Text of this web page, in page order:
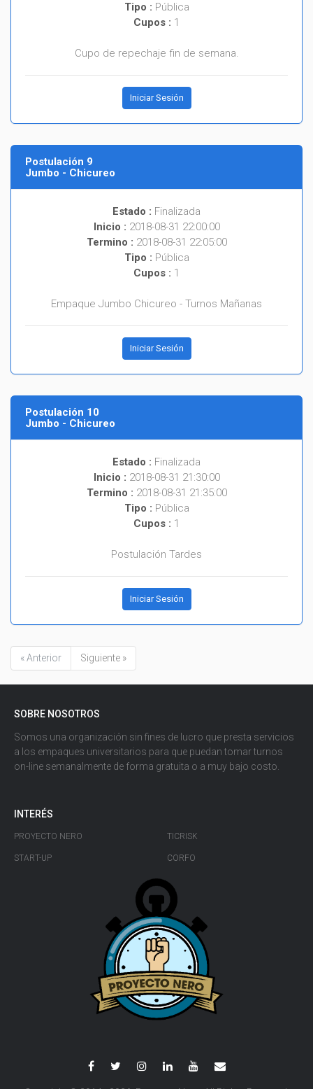
Tipo : Pública
Cupos : 1
Cupo de repechaje fin de semana.
Iniciar Sesión
Postulación 9
Jumbo - Chicureo
Estado : Finalizada
Inicio : 2018-08-31 22:00:00
Termino : 2018-08-31 22:05:00
Tipo : Pública
Cupos : 1
Empaque Jumbo Chicureo - Turnos Mañanas
Iniciar Sesión
Postulación 10
Jumbo - Chicureo
Estado : Finalizada
Inicio : 2018-08-31 21:30:00
Termino : 2018-08-31 21:35:00
Tipo : Pública
Cupos : 1
Postulación Tardes
Iniciar Sesión
« Anterior Siguiente »
SOBRE NOSOTROS
Somos una organización sin fines de lucro que presta servicios
a los empaques universitarios para que puedan tomar turnos
on-line semanalmente de forma gratuita o a muy bajo costo.
INTERÉS
PROYECTO NERO
START-UP
TICRISK
CORFO